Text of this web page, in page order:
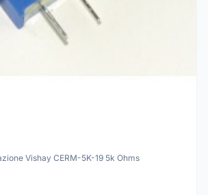
Vishay CERM-5K-19 5k Ohms